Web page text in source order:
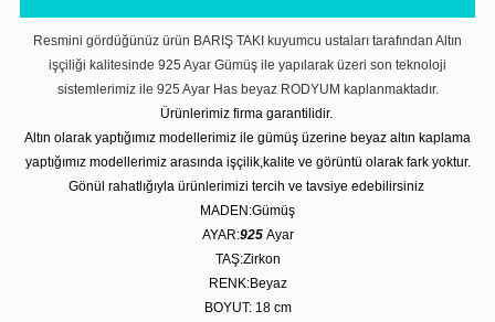
Resmini gördüğünüz ürün BARIŞ TAKI kuyumcu ustaları tarafından Altın
işçiliği kalitesinde 925 Ayar Gümüş ile yapılarak üzeri son teknoloji
sistemlerimiz ile 925 Ayar Has beyaz RODYUM kaplanmaktadır.
Ürünlerimiz firma garantilidir.
Altın olarak yaptığımız modellerimiz ile gümüş üzerine beyaz altın kaplama
yaptığımız modellerimiz arasında işçilik,kalite ve görüntü olarak fark yoktur.
Gönül rahatlığıyla ürünlerimizi tercih ve tavsiye edebilirsiniz
MADEN:Gümüş
AYAR:925 Ayar
TAŞ:Zirkon
RENK:Beyaz
BOYUT: 18 cm